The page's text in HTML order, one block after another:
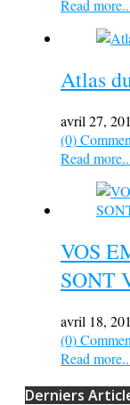
Read
Atlas
avril 27,
(0)
Read
VOS
SONT
avril 18,
(0)
Read
Derniers